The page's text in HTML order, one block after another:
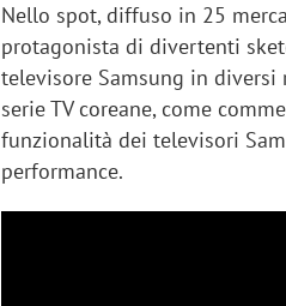
Nello spot, diffuso in 25
protagonista di divertenti
televisore Samsung in
serie TV coreane, come
funzionalità dei televisori
performance.